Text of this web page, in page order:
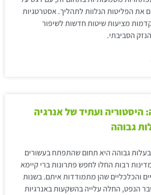
את הפליטות הנלוות לתהליך. אסטרטגיות
מציעות שיטות חדשות לשיפור
הסביבתי.
היסטוריה ועתיד של אנרגיה
גבוהה
גבוהה היא תחום שהתפתח בעשורים
רבות החלו לחפש פתרונות ברי קיימא
והכלכליים שהן מתמודדות איתם. בשנות
הנפט, החלה עלייה בהשקעות באנרגיות